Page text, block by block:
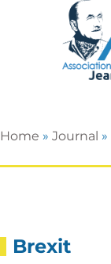
Home » Journal »
Brexit